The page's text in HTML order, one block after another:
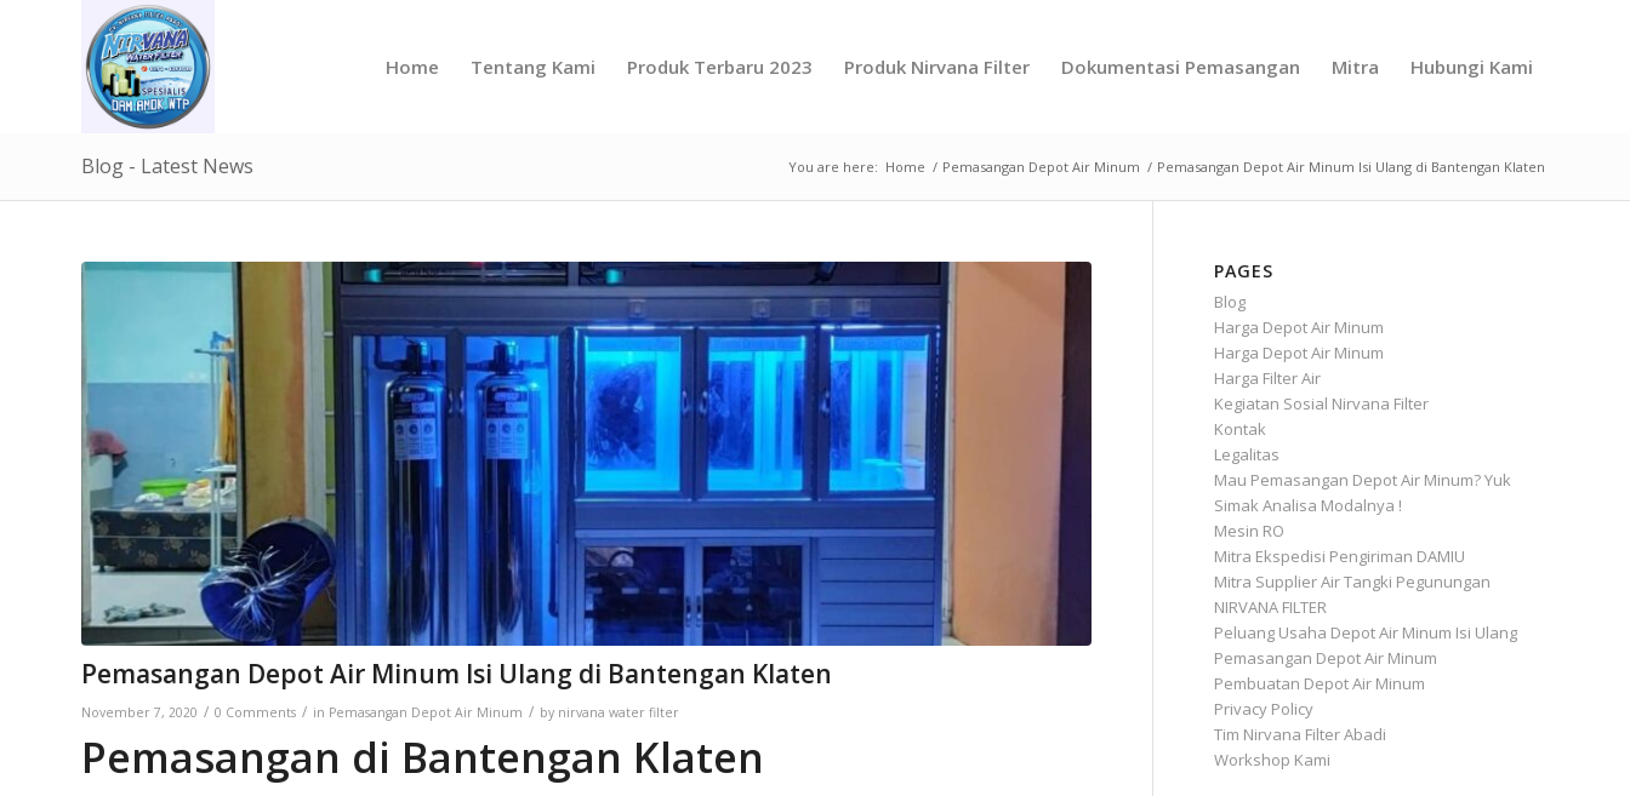
Home Tentang Kami Produk Terbaru 2023 Produk Nirvana Filter Dokumentasi Pemasangan Mitra Hubungi Kami
Blog - Latest News You are here: Home / Pemasangan Depot Air Minum / Pemasangan Depot Air Minum Isi Ulang di Bantengan Klaten
Pemasangan Depot Air Minum Isi Ulang di Bantengan Klaten
November 7, 2020 / 0 Comments / in Pemasangan Depot Air Minum / by nirvana water filter
Pemasangan di Bantengan Klaten
PAGES
Blog
Harga Depot Air Minum
Harga Depot Air Minum
Harga Filter Air
Kegiatan Sosial Nirvana Filter
Kontak
Legalitas
Mau Pemasangan Depot Air Minum? Yuk
Simak Analisa Modalnya !
Mesin RO
Mitra Ekspedisi Pengiriman DAMIU
Mitra Supplier Air Tangki Pegunungan
NIRVANA FILTER
Peluang Usaha Depot Air Minum Isi Ulang
Pemasangan Depot Air Minum
Pembuatan Depot Air Minum
Privacy Policy
Tim Nirvana Filter Abadi
Workshop Kami